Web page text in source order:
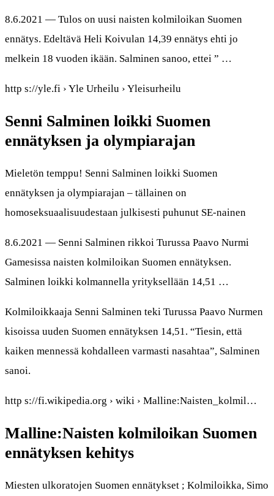
8.6.2021 — Tulos on uusi naisten kolmiloikan Suomen
ennätys. Edeltävä Heli Koivulan 14,39 ennätys ehti jo
melkein 18 vuoden ikään. Salminen sanoo, ettei ” …
http s://yle.fi › Yle Urheilu › Yleisurheilu
Senni Salminen loikki Suomen
ennätyksen ja olympiarajan
Mieletön temppu! Senni Salminen loikki Suomen
ennätyksen ja olympiarajan – tällainen on
homoseksuaalisuudestaan julkisesti puhunut SE-nainen
8.6.2021 — Senni Salminen rikkoi Turussa Paavo Nurmi
Gamesissa naisten kolmiloikan Suomen ennätyksen.
Salminen loikki kolmannella yrityksellään 14,51 …
Kolmiloikkaaja Senni Salminen teki Turussa Paavo Nurmen
kisoissa uuden Suomen ennätyksen 14,51. “Tiesin, että
kaiken mennessä kohdalleen varmasti nasahtaa”, Salminen
sanoi.
http s://fi.wikipedia.org › wiki › Malline:Naisten_kolmil…
Malline:Naisten kolmiloikan Suomen
ennätyksen kehitys
Miesten ulkoratojen Suomen ennätykset ; Kolmiloikka, Simo